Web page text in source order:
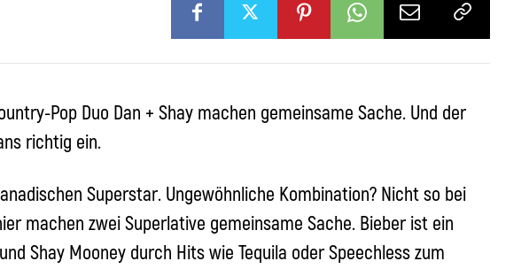
Pop Duo Dan + Shay machen gemeinsame Sache. Und der
richtig ein.
Superstar. Ungewöhnliche Kombination? Nicht so bei
machen zwei Superlative gemeinsame Sache. Bieber ist ein
Shay Mooney durch Hits wie Tequila oder Speechless zum